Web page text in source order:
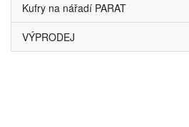
Kufry na nářadí PARAT
VÝPRODEJ